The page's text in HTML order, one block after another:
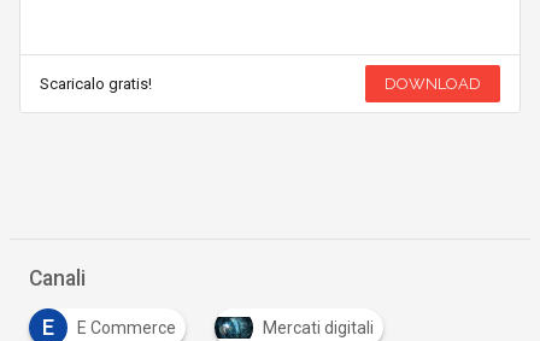
Scaricalo gratis! DOWNLOAD
Canali
E E Commerce Mercati digitali